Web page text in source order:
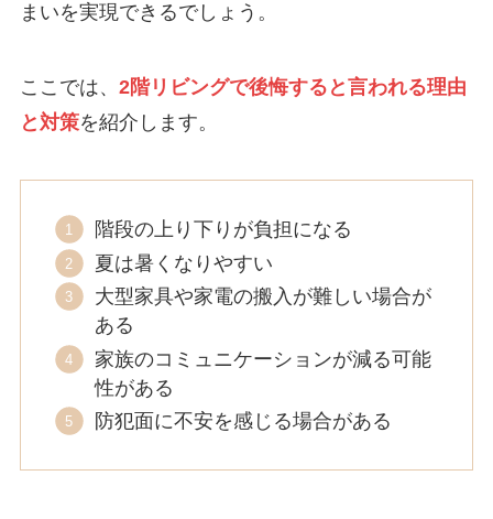
まいを実現できるでしょう。
ここでは、 2階リビングで後悔すると言われる理由
と対策を紹介します。
階段の上り下りが負担になる
夏は暑くなりやすい
大型家具や家電の搬入が難しい場合が
ある
家族のコミュニケーションが減る可能
性がある
防犯面に不安を感じる場合がある